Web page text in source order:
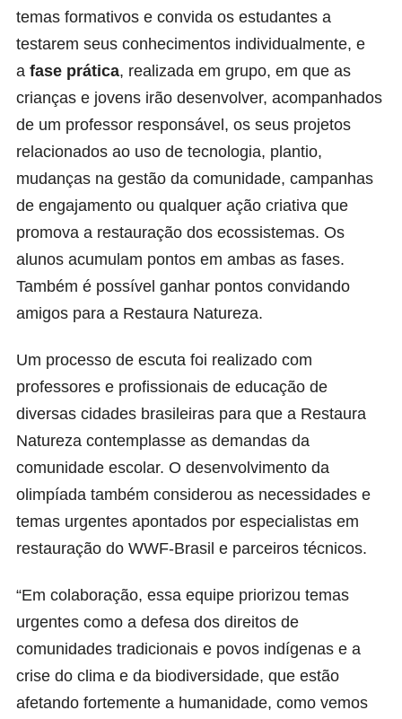
temas formativos e convida os estudantes a
testarem seus conhecimentos individualmente, e
a fase prática, realizada em grupo, em que as
crianças e jovens irão desenvolver, acompanhados
de um professor responsável, os seus projetos
relacionados ao uso de tecnologia, plantio,
mudanças na gestão da comunidade, campanhas
de engajamento ou qualquer ação criativa que
promova a restauração dos ecossistemas. Os
alunos acumulam pontos em ambas as fases.
Também é possível ganhar pontos convidando
amigos para a Restaura Natureza.
Um processo de escuta foi realizado com
professores e profissionais de educação de
diversas cidades brasileiras para que a Restaura
Natureza contemplasse as demandas da
comunidade escolar. O desenvolvimento da
olimpíada também considerou as necessidades e
temas urgentes apontados por especialistas em
restauração do WWF-Brasil e parceiros técnicos.
“Em colaboração, essa equipe priorizou temas
urgentes como a defesa dos direitos de
comunidades tradicionais e povos indígenas e a
crise do clima e da biodiversidade, que estão
afetando fortemente a humanidade, como vemos